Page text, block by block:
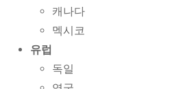
캐나다
멕시코
유럽
독일